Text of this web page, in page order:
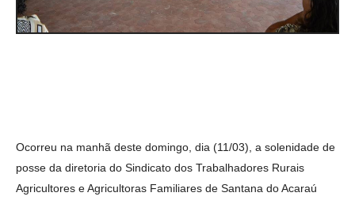
Ocorreu na manhã deste domingo, dia (11/03), a solenidade de
posse da diretoria do Sindicato dos Trabalhadores Rurais
Agricultores e Agricultoras Familiares de Santana do Acaraú